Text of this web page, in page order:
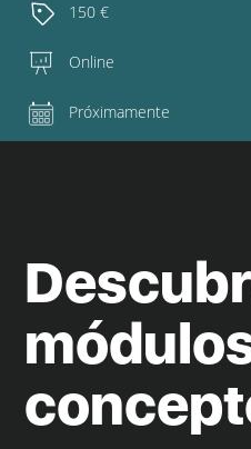
150 €
Online
Próximamente